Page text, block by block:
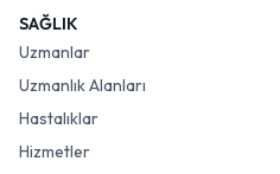
SAĞLIK
Uzmanlar
Uzmanlık Alanları
Hastalıklar
Hizmetler